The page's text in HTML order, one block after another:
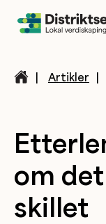
Artikler
om
skillet